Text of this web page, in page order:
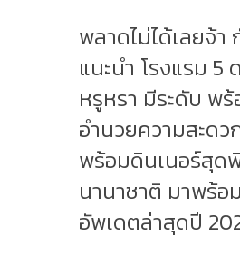
พลาดไม่ได้เลยจ้
แนะนำ โรงแรม
หรูหรา มีระดับ พร้
อำนวยความสะด
พร้อมดินเนอร์สุด
นานาชาติ มาพร้
อัพเดตล่าสุดปี